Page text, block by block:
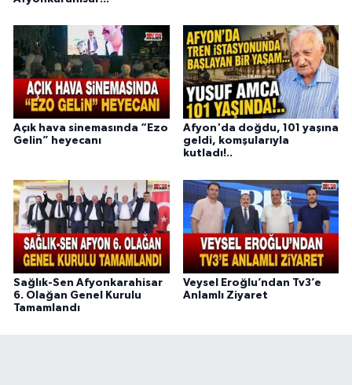
Açık hava sinemasında “Ezo
Gelin” heyecanı
Afyon'da doğdu, 101 yaşına
geldi, komşularıyla
kutladı!..
Sağlık-Sen Afyonkarahisar
6. Olağan Genel Kurulu
Tamamlandı
Veysel Eroğlu’ndan Tv3’e
Anlamlı Ziyaret